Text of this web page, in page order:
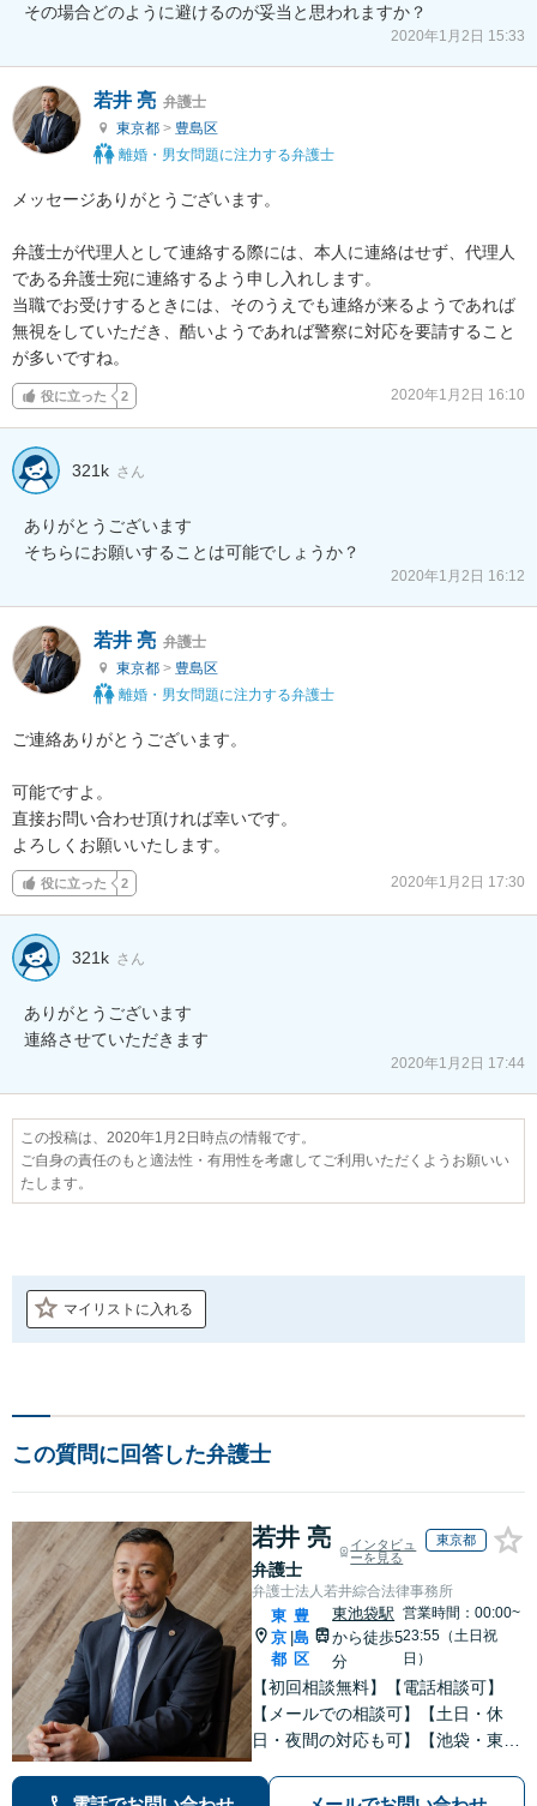
その場合どのように避けるのが妥当と思われますか？
2020年1月2日 15:33
若井 亮 弁護士
東京都 > 豊島区
離婚・男女問題に注力する弁護士
メッセージありがとうございます。
弁護士が代理人として連絡する際には、本人に連絡はせず、代理人
である弁護士宛に連絡するよう申し入れします。
当職でお受けするときには、そのうえでも連絡が来るようであれば
無視をしていただき、酷いようであれば警察に対応を要請すること
が多いですね。
役に立った 2 2020年1月2日 16:10
321k さん
ありがとうございます
そちらにお願いすることは可能でしょうか？
2020年1月2日 16:12
若井 亮 弁護士
東京都 > 豊島区
離婚・男女問題に注力する弁護士
ご連絡ありがとうございます。
可能ですよ。
直接お問い合わせ頂ければ幸いです。
よろしくお願いいたします。
役に立った 2 2020年1月2日 17:30
321k さん
ありがとうございます
連絡させていただきます
2020年1月2日 17:44
この投稿は、2020年1月2日時点の情報です。
ご自身の責任のもと適法性・有用性を考慮してご利用いただくようお願いい
たします。
マイリストに入れる
この質問に回答した弁護士
若井 亮
弁護士
インタビュ
ーを見る
東京都
弁護士法人若井綜合法律事務所
東
京
都
|
豊
島
区
東池袋駅
から徒歩5
分
営業時間：00:00~
23:55（土日祝
日）
【初回相談無料】【電話相談可】
【メールでの相談可】【土日・休
日・夜間の対応も可】【池袋・東池
トラブル・刑事事件を中心に「個